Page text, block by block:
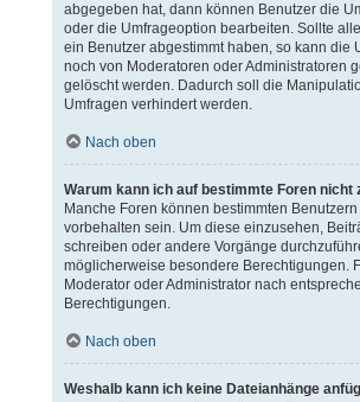
abgegeben hat, dann können Benutzer die
oder die Umfrageoption bearbeiten. Sollte
ein Benutzer abgestimmt haben, so kann die
noch von Moderatoren oder Administratoren
gelöscht werden. Dadurch soll die
Umfragen verhindert werden.
Nach oben
Warum kann ich auf bestimmte Foren nicht
Manche Foren können bestimmten
vorbehalten sein. Um diese einzusehen,
schreiben oder andere Vorgänge
möglicherweise besondere Berechtigungen.
Moderator oder Administrator nach
Berechtigungen.
Nach oben
Weshalb kann ich keine Dateianhänge